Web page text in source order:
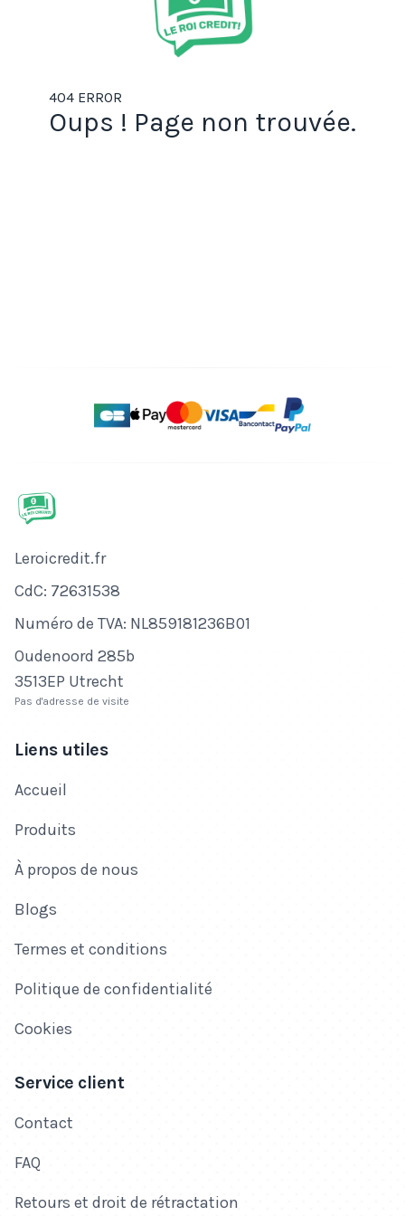
404 ERROR
Oups ! Page non trouvée.
Nom de l'entreprise
Leroicredit.fr
Numéro de CdC
CdC: 72631538
Numéro de TVA
Numéro de TVA: NL859181236B01
Adresse
Oudenoord 285b
3513EP Utrecht
Pas d'adresse de visite
Liens utiles
Accueil
Produits
À propos de nous
Blogs
Termes et conditions
Politique de confidentialité
Cookies
Service client
Contact
FAQ
Retours et droit de rétractation